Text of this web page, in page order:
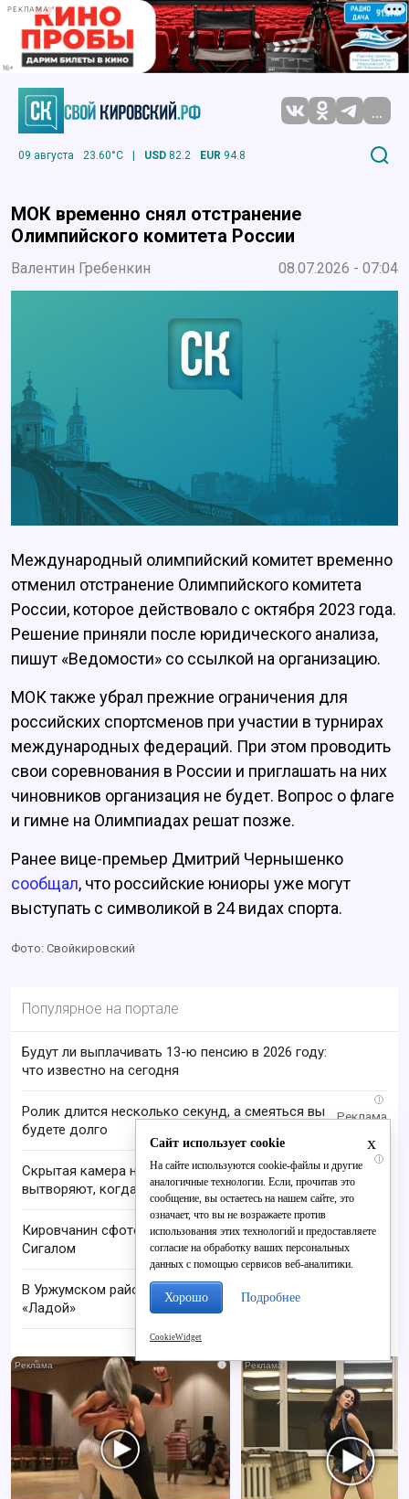
РЕКЛАМА
...
09 августа 23.60°C | USD 82.2 EUR 94.8
МОК временно снял отстранение
Олимпийского комитета России
Валентин Гребенкин 08.07.2026 - 07:04
Международный олимпийский комитет временно
отменил отстранение Олимпийского комитета
России, которое действовало с октября 2023 года.
Решение приняли после юридического анализа,
пишут «Ведомости» со ссылкой на организацию.
МОК также убрал прежние ограничения для
российских спортсменов при участии в турнирах
международных федераций. При этом проводить
свои соревнования в России и приглашать на них
чиновников организация не будет. Вопрос о флаге
и гимне на Олимпиадах решат позже.
Ранее вице-премьер Дмитрий Чернышенко
сообщал, что российские юниоры уже могут
выступать с символикой в 24 видах спорта.
Фото: Свойкировский
Популярное на портале
Будут ли выплачивать 13-ю пенсию в 2026 году:
что известно на сегодня
i
Ролик длится несколько секунд, а смеяться вы
будете долго
i
Скрытая камера на пляже Крыма: Что люди
вытворяют, когда их не видят...
Кировчанин сфотографировался со Стивеном
Сигалом
В Уржумском районе молоковоз столкнулся с
«Ладой»
i
x
Сайт использует cookie
На сайте используются cookie-файлы и другие
аналогичные технологии. Если, прочитав это
сообщение, вы остаетесь на нашем сайте, это
означает, что вы не возражаете против
использования этих технологий и предоставляете
согласие на обработку ваших персональных
данных с помощью сервисов веб-аналитики.
Хорошо Подробнее
CookieWidget